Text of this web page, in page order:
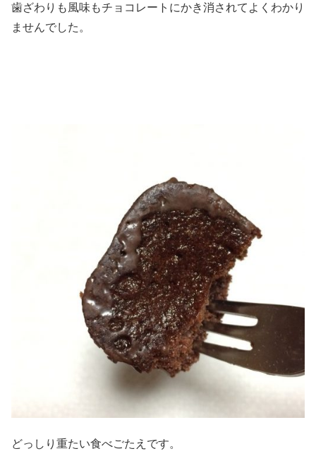
歯ざわりも風味もチョコレートにかき消されてよくわかり
ませんでした。
どっしり重たい食べごたえです。